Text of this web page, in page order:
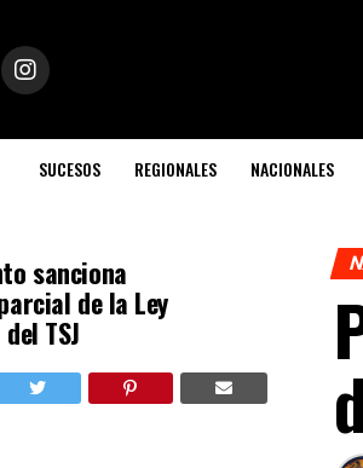
SUCESOS REGIONALES NACIONALES
sanciona
de la Ley
TSJ